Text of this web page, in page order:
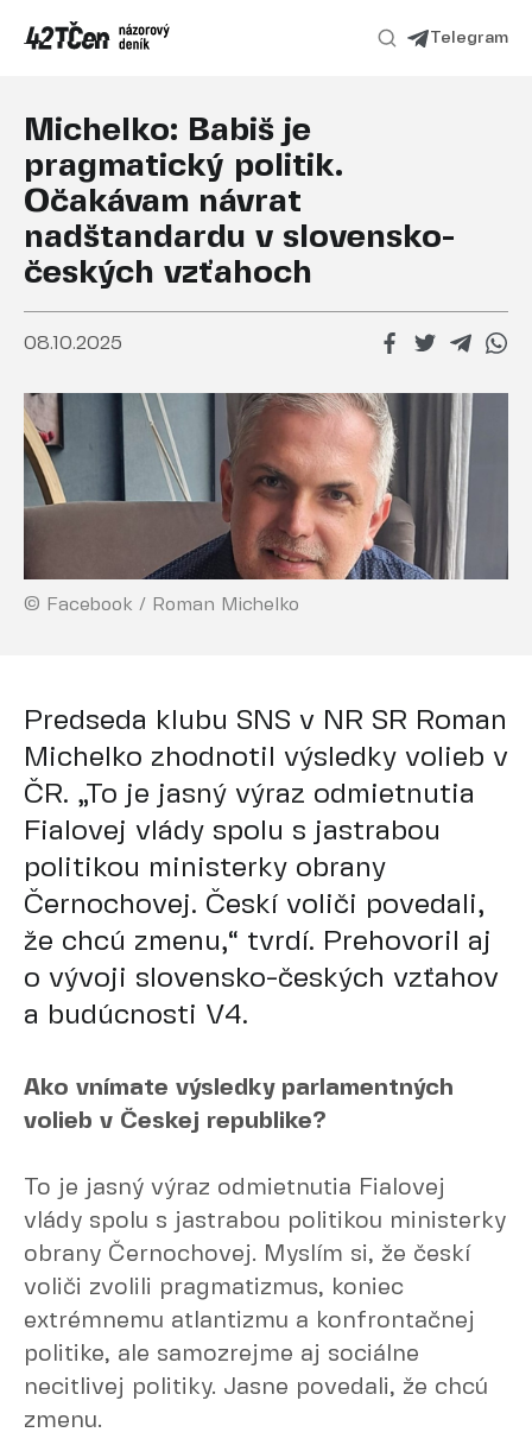
Telegram
Michelko: Babiš je
pragmatický politik.
Očakávam návrat
nadštandardu v slovensko-
českých vzťahoch
08.10.2025
© Facebook / Roman Michelko
Predseda klubu SNS v NR SR Roman
Michelko zhodnotil výsledky volieb v
ČR. „To je jasný výraz odmietnutia
Fialovej vlády spolu s jastrabou
politikou ministerky obrany
Černochovej. Českí voliči povedali,
že chcú zmenu,“ tvrdí. Prehovoril aj
o vývoji slovensko-českých vzťahov
a budúcnosti V4.
Ako vnímate výsledky parlamentných
volieb v Českej republike?
To je jasný výraz odmietnutia Fialovej
vlády spolu s jastrabou politikou ministerky
obrany Černochovej. Myslím si, že českí
voliči zvolili pragmatizmus, koniec
extrémnemu atlantizmu a konfrontačnej
politike, ale samozrejme aj sociálne
necitlivej politiky. Jasne povedali, že chcú
zmenu.